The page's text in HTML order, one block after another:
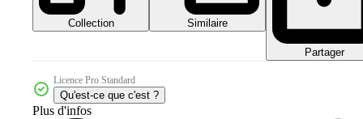
Collection Similaire
Partager
Licence Pro Standard
Qu'est-ce que c'est ?
Plus d'infos